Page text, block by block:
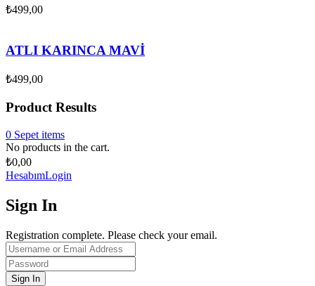
₺499,00
ATLI KARINCA MAVİ
₺499,00
Product Results
0 Sepet items
No products in the cart.
₺0,00
HesabımLogin
Sign In
Registration complete. Please check your email.